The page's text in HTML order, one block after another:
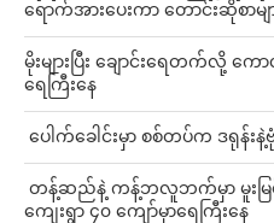
ရောက်အားပေးကာ တောင်းဆိုစာ
မိုးများပြီး ချောင်းရေတက်လို့ က
ရေကြီးနေ
ပေါက်ခေါင်းမှာ စစ်တပ်က ဒရုန်း
တန့်ဆည်နဲ့ ကန့်ဘလူဘက်မှာ မူးမြ
ကျေးရွာ ၄၀ ကျော်မှာရေကြီးနေ